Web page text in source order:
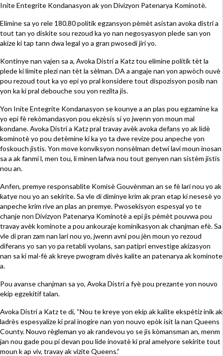
Inite Entegrite Kondanasyon ak yon Divizyon Patenarya Kominotè.
Elimine sa yo rele 180.80 politik egzansyon pèmèt asistan avoka distri a
tout tan yo diskite sou rezoud ka yo nan negosyasyon plede san yon
akize ki tap tann dwa legal yo a gran pwosedi jiri yo.
Kontinye nan vajen sa a, Avoka Distri a Katz tou elimine politik tèt la
plede ki limite plezi nan tèt la sèlman. DA a angaje nan yon apwòch ouvè
pou rezoud tout ka yo epi yo pral konsidere tout dispozisyon posib nan
yon ka ki pral debouche sou yon rezilta jis.
Yon Inite Entegrite Kondanasyon se kounye a an plas pou egzamine ka
yo epi fè rekòmandasyon pou ekzèsis si yo jwenn yon moun mal
kondane. Avoka Distri a Katz pral travay avèk avoka defans yo ak lidè
kominotè yo pou detèmine ki ka yo ta dwe revize pou anpeche yon
foskouch jistis. Yon move konviksyon nonsèlman detwi lavi moun inosan
sa a ak fanmi l, men tou, li minen lafwa nou tout genyen nan sistèm jistis
nou an.
Anfen, premye responsablite Komisè Gouvènman an se fè lari nou yo ak
katye nou yo an sekirite. Sa vle di diminye krim ak pran etap ki nesesè yo
anpeche krim rive an plas an premye. Pwosekisyon espesyal yo te
chanje non Divizyon Patenarya Kominotè a epi jis pèmèt pouvwa pou
travay avèk kominote a pou ankouraje kominikasyon ak chanjman efè. Sa
vle di pran zam nan lari nou yo, jwenn avni pou jèn moun yo rezoud
diferans yo san yo pa retabli vyolans, san patipri envestige akizasyon
nan sa ki mal-fè ak kreye pwogram divès kalite an patenarya ak kominote
a.
Pou avanse chanjman sa yo, Avoka Distri a fyè pou prezante yon nouvo
ekip egzekitif talan.
Avoka Distri a Katz te di, “Nou te kreye yon ekip ak kalite ekspètiz inik ak
ladrès espesyalize ki pral inogire nan yon nouvo epòk isit la nan Queens
County. Nouvo règleman yo ak randevou yo se jis kòmansman an, menm
jan nou gade pou pi devan pou lide inovatè ki pral amelyore sekirite tout
moun k ap viv, travay ak vizite Queens.”